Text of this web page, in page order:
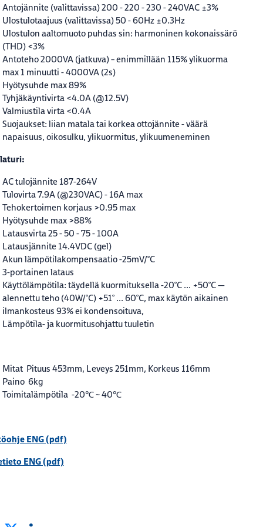
Antojännite (valittavissa) 200 - 220 - 230 - 240VAC ±3%
Ulostulotaajuus (valittavissa) 50 - 60Hz ±0.3Hz
Ulostulon aaltomuoto puhdas sin: harmoninen kokonaissärö
(THD) <3%
Antoteho 2000VA (jatkuva) – enimmillään 115% ylikuorma
max 1 minuutti - 4000VA (2s)
Hyötysuhde max 89%
Tyhjäkäyntivirta <4.0A (@12.5V)
Valmiustila virta <0.4A
Suojaukset: liian matala tai korkea ottojännite - väärä
napaisuus, oikosulku, ylikuormitus, ylikuumeneminen
AC tulojännite 187-264V
Tulovirta 7.9A (@230VAC) - 16A max
Tehokertoimen korjaus >0.95 max
Hyötysuhde max >88%
Latausvirta 25 - 50 - 75 - 100A
Latausjännite 14.4VDC (gel)
Akun lämpötilakompensaatio -25mV/°C
3-portainen lataus
Käyttölämpötila: täydellä kuormituksella -20°C ... +50°C —
alennettu teho (40W/°C) +51° ... 60°C, max käytön aikainen
ilmankosteus 93% ei kondensoituva,
Lämpötila- ja kuormitusohjattu tuuletin
Mitat Pituus 453mm, Leveys 251mm, Korkeus 116mm
Paino 6kg
Toimitalämpötila -20℃ ~ 40℃
ENG (pdf)
ENG (pdf)